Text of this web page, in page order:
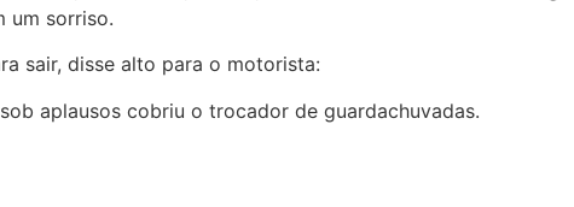
um sorriso.
sair, disse alto para o motorista:
aplausos cobriu o trocador de guardachuvadas.